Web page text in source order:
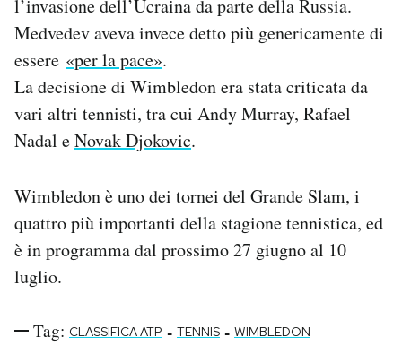
l’invasione dell’Ucraina da parte della Russia.
Medvedev aveva invece detto più genericamente di
essere «per la pace».
La decisione di Wimbledon era stata criticata da
vari altri tennisti, tra cui Andy Murray, Rafael
Nadal eNovak Djokovic.
Wimbledon è uno dei tornei del Grande Slam, i
quattro più importanti della stagione tennistica, ed
è in programma dal prossimo 27 giugno al 10
luglio.
Tag: CLASSIFICA ATP - TENNIS - WIMBLEDON